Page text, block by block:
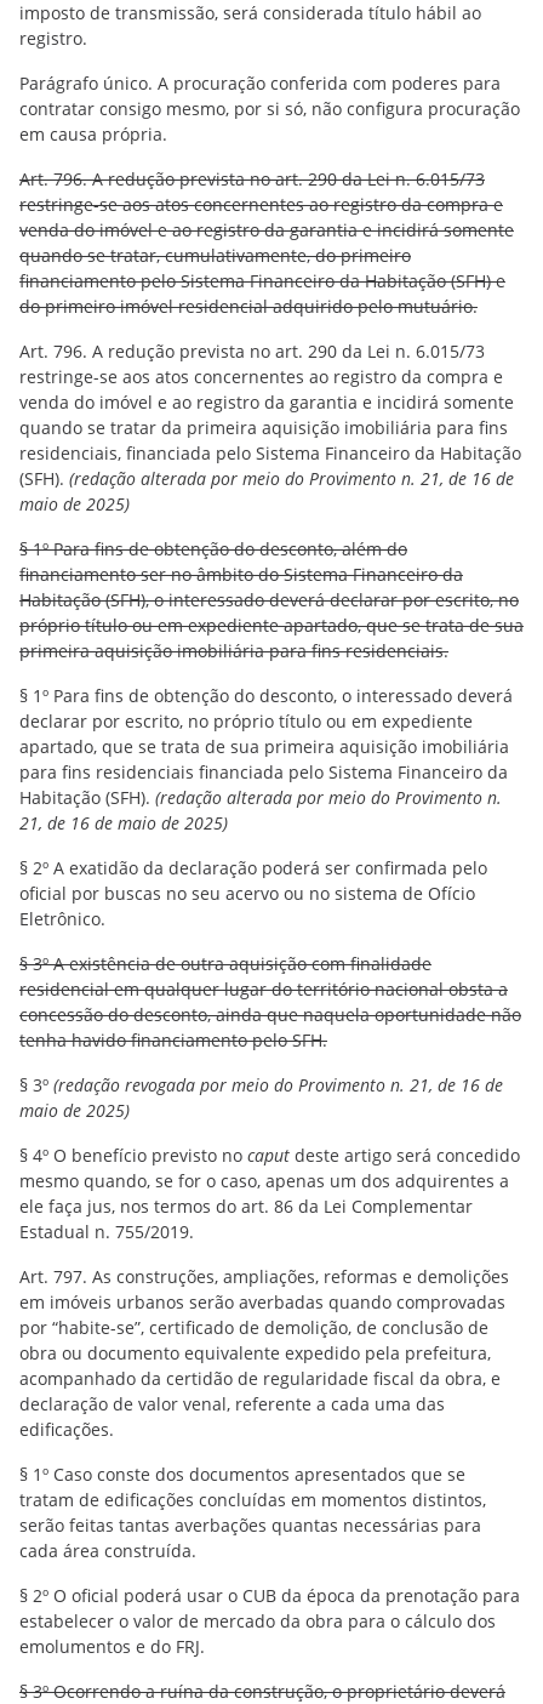
imposto de transmissão, será considerada título hábil ao
registro.
Parágrafo único. A procuração conferida com poderes para
contratar consigo mesmo, por si só, não configura procuração
em causa própria.
Art. 796. A redução prevista no art. 290 da Lei n. 6.015/73
restringe-se aos atos concernentes ao registro da compra e
venda do imóvel e ao registro da garantia e incidirá somente
quando se tratar, cumulativamente, do primeiro
financiamento pelo Sistema Financeiro da Habitação (SFH) e
do primeiro imóvel residencial adquirido pelo mutuário.
Art. 796. A redução prevista no art. 290 da Lei n. 6.015/73
restringe-se aos atos concernentes ao registro da compra e
venda do imóvel e ao registro da garantia e incidirá somente
quando se tratar da primeira aquisição imobiliária para fins
residenciais, financiada pelo Sistema Financeiro da Habitação
(SFH). (redação alterada por meio do Provimento n. 21, de 16 de
maio de 2025)
§ 1º Para fins de obtenção do desconto, além do
financiamento ser no âmbito do Sistema Financeiro da
Habitação (SFH), o interessado deverá declarar por escrito, no
próprio título ou em expediente apartado, que se trata de sua
primeira aquisição imobiliária para fins residenciais.
§ 1º Para fins de obtenção do desconto, o interessado deverá
declarar por escrito, no próprio título ou em expediente
apartado, que se trata de sua primeira aquisição imobiliária
para fins residenciais financiada pelo Sistema Financeiro da
Habitação (SFH). (redação alterada por meio do Provimento n.
21, de 16 de maio de 2025)
§ 2º A exatidão da declaração poderá ser confirmada pelo
oficial por buscas no seu acervo ou no sistema de Ofício
Eletrônico.
§ 3º A existência de outra aquisição com finalidade
residencial em qualquer lugar do território nacional obsta a
concessão do desconto, ainda que naquela oportunidade não
tenha havido financiamento pelo SFH.
§ 3º (redação revogada por meio do Provimento n. 21, de 16 de
maio de 2025)
§ 4º O benefício previsto no caput deste artigo será concedido
mesmo quando, se for o caso, apenas um dos adquirentes a
ele faça jus, nos termos do art. 86 da Lei Complementar
Estadual n. 755/2019.
Art. 797. As construções, ampliações, reformas e demolições
em imóveis urbanos serão averbadas quando comprovadas
por “habite-se”, certificado de demolição, de conclusão de
obra ou documento equivalente expedido pela prefeitura,
acompanhado da certidão de regularidade fiscal da obra, e
declaração de valor venal, referente a cada uma das
edificações.
§ 1º Caso conste dos documentos apresentados que se
tratam de edificações concluídas em momentos distintos,
serão feitas tantas averbações quantas necessárias para
cada área construída.
§ 2º O oficial poderá usar o CUB da época da prenotação para
estabelecer o valor de mercado da obra para o cálculo dos
emolumentos e do FRJ.
§ 3º Ocorrendo a ruína da construção, o proprietário deverá